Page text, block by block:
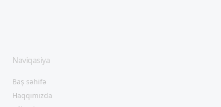
Naviqasiya
Baş səhifə
Haqqımızda